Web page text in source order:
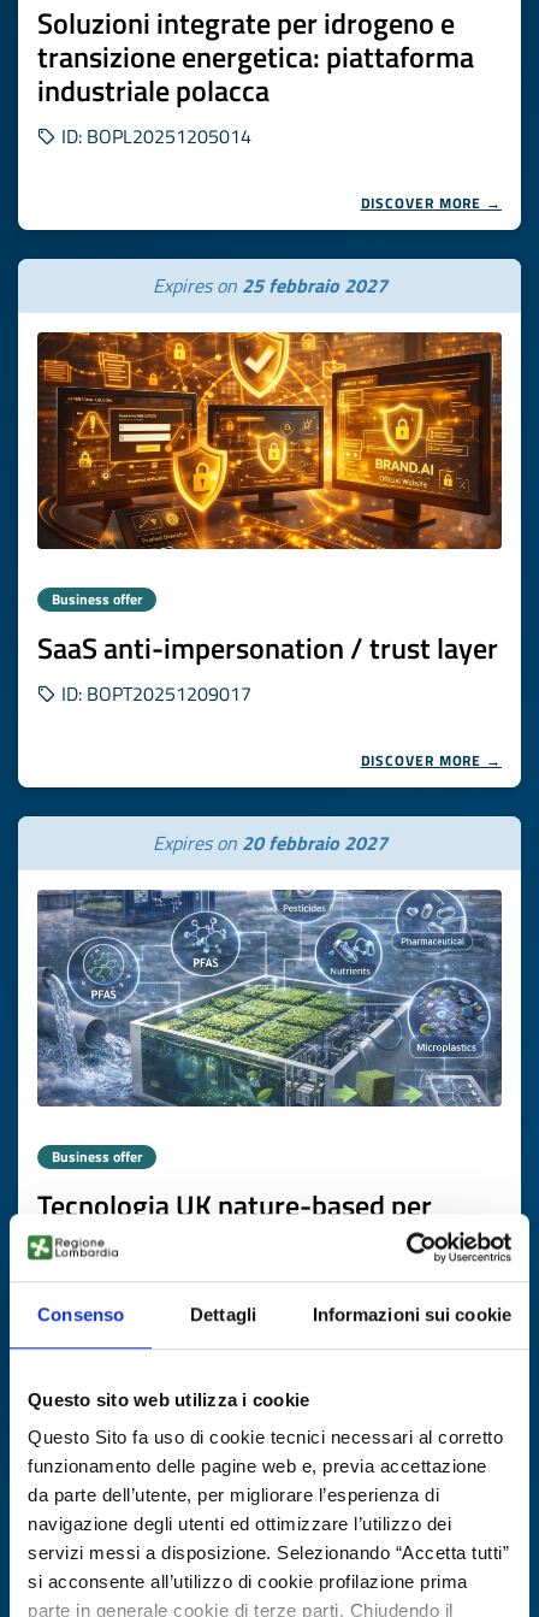
Consenso Dettagli Informazioni sui cookie
Questo sito web utilizza i cookie
Questo Sito fa uso di cookie tecnici necessari al corretto
funzionamento delle pagine web e, previa accettazione
da parte dell’utente, per migliorare l’esperienza di
navigazione degli utenti ed ottimizzare l’utilizzo dei
servizi messi a disposizione. Selezionando “Accetta tutti”
si acconsente all’utilizzo di cookie profilazione prima
parte in generale cookie di terze parti. Chiudendo il
Soluzioni integrate per idrogeno e
transizione energetica: piattaforma
industriale polacca
ID: BOPL20251205014
DISCOVER MORE →
Expires on 25 febbraio 2027
Business offer
SaaS anti-impersonation / trust layer
ID: BOPT20251209017
DISCOVER MORE →
Expires on 20 febbraio 2027
Business offer
Tecnologia UK nature-based per
trattamento terziario acque reflue
ID: BOGB20251121018
DISCOVER MORE →
Expires on20 febbraio 2027